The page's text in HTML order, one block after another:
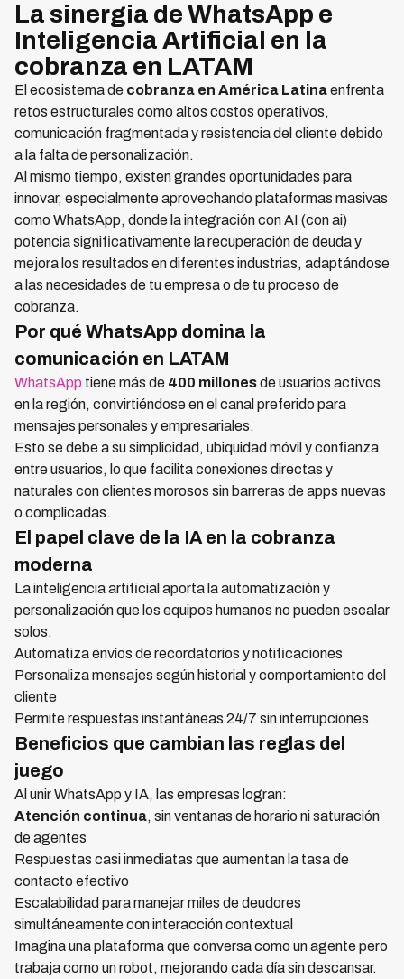
La sinergia de WhatsApp e
Inteligencia Artificial en la
cobranza en LATAM
El ecosistema de cobranza en América Latinaenfrenta
retos estructurales como altos costos operativos,
comunicación fragmentada y resistencia del cliente debido
a la falta de personalización.
Al mismo tiempo, existen grandes oportunidades para
innovar, especialmente aprovechando plataformas masivas
como WhatsApp, donde la integración con AI (con ai)
potencia significativamente la recuperación de deuda y
mejora los resultados en diferentes industrias, adaptándose
a las necesidades de tu empresa o de tu proceso de
cobranza.
Por qué WhatsApp domina la
comunicación en LATAM
WhatsApp tiene más de 400 millonesde usuarios activos
en la región, convirtiéndose en el canal preferido para
mensajes personales y empresariales.
Esto se debe a su simplicidad, ubiquidad móvil y confianza
entre usuarios, lo que facilita conexiones directas y
naturales con clientes morosos sin barreras de apps nuevas
o complicadas.
El papel clave de la IA en la cobranza
moderna
La inteligencia artificial aporta la automatización y
personalización que los equipos humanos no pueden escalar
solos.
Automatiza envíos de recordatorios y notificaciones
Personaliza mensajes según historial y comportamiento del
cliente
Permite respuestas instantáneas 24/7 sin interrupciones
Beneficios que cambian las reglas del
juego
Al unir WhatsApp y IA, las empresas logran:
Atención continua, sin ventanas de horario ni saturación
de agentes
Respuestas casi inmediatas que aumentan la tasa de
contacto efectivo
Escalabilidad para manejar miles de deudores
simultáneamente con interacción contextual
Imagina una plataforma que conversa como un agente pero
trabaja como un robot, mejorando cada día sin descansar.